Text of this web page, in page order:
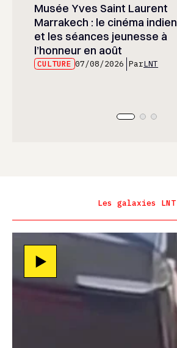
Musée Yves Saint Laurent
Marrakech : le cinéma indien
et les séances jeunesse à
l’honneur en août
CULTURE 07/08/2026 ParLNT
Les galaxies LNT